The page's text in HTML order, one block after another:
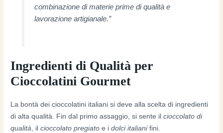
combinazione di materie prime di qualità e
lavorazione artigianale.”
Ingredienti di Qualità per
Cioccolatini Gourmet
La bontà dei cioccolatini italiani si deve alla scelta di ingredienti
di alta qualità. Fin dal primo assaggio, si sente ilcioccolato di
qualità , ilcioccolato pregiato e idolci italianifini.